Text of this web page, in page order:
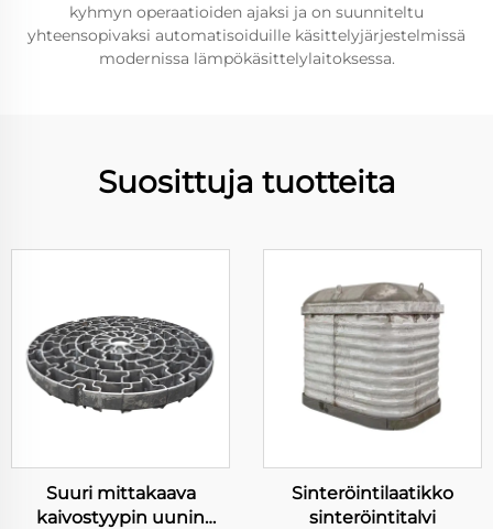
kyhmyn operaatioiden ajaksi ja on suunniteltu
yhteensopivaksi automatisoiduille käsittelyjärjestelmissä
modernissa lämpökäsittelylaitoksessa.
Suosittuja tuotteita
Suuri mittakaava
kaivostyypin uunin
Sinteröintilaatikko
sinteröintitalvi